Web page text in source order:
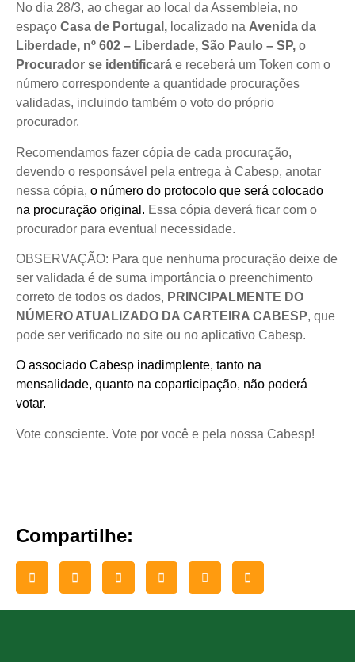
No dia 28/3, ao chegar ao local da Assembleia, no
espaço Casa de Portugal, localizado na Avenida da
Liberdade, nº 602 – Liberdade, São Paulo – SP, o
Procurador se identificará e receberá um Token com o
número correspondente a quantidade procurações
validadas, incluindo também o voto do próprio
procurador.
Recomendamos fazer cópia de cada procuração,
devendo o responsável pela entrega à Cabesp, anotar
nessa cópia, o número do protocolo que será colocado
na procuração original. Essa cópia deverá ficar com o
procurador para eventual necessidade.
OBSERVAÇÃO: Para que nenhuma procuração deixe de
ser validada é de suma importância o preenchimento
correto de todos os dados, PRINCIPALMENTE DO
NÚMERO ATUALIZADO DA CARTEIRA CABESP, que
pode ser verificado no site ou no aplicativo Cabesp.
O associado Cabesp inadimplente, tanto na
mensalidade, quanto na coparticipação, não poderá
votar.
Vote consciente. Vote por você e pela nossa Cabesp!
Compartilhe: